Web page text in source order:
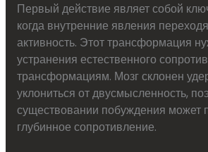
Первый действие являет собой
когда внутренние явления
активность. Этот трансформация
устранения естественного
трансформациям. Мозг склонен
уклониться от двусмысленность,
существовании побуждения может
глубинное сопротивление.